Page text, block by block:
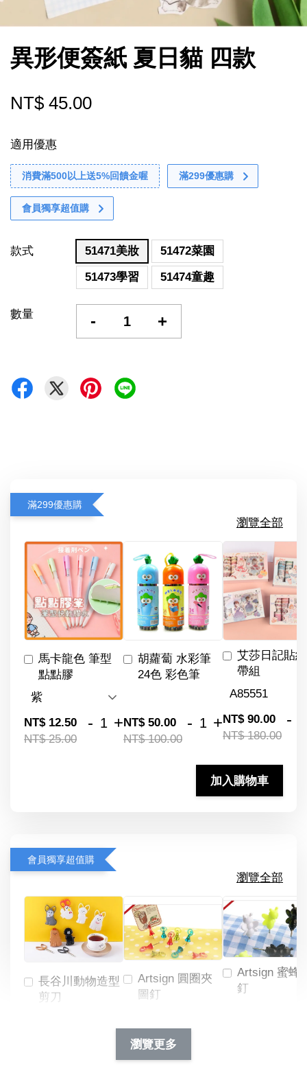
異形便簽紙 夏日貓 四款
NT$ 45.00
適用優惠
消費滿500以上送5%回饋金喔 滿299優惠購
會員獨享超值購
款式 51471美妝
51472菜園
51473學習
51474童趣
數量 - +
滿299優惠購
瀏覽全部
馬卡龍色 筆型
點點膠
NT$ 12.50
NT$ 25.00
- +
胡蘿蔔 水彩筆
24色 彩色筆
NT$ 50.00
NT$ 100.00
- +
艾莎日記貼
帶組
NT$ 90.00
NT$ 180.00
-
加入購物車
會員獨享超值購
瀏覽全部
長谷川動物造型
剪刀
Artsign 圓圈夾
圖釘
NT$ 19.00
NT$ 66.00
Artsign 蜜蜂
釘
瀏覽更多